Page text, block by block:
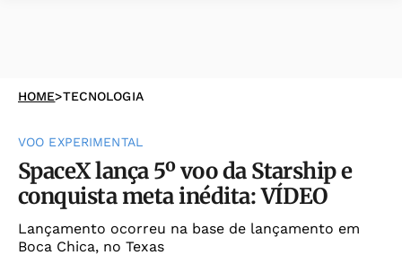
HOME>TECNOLOGIA
VOO EXPERIMENTAL
SpaceX lança 5º voo da Starship e
conquista meta inédita: VÍDEO
Lançamento ocorreu na base de lançamento em
Boca Chica, no Texas